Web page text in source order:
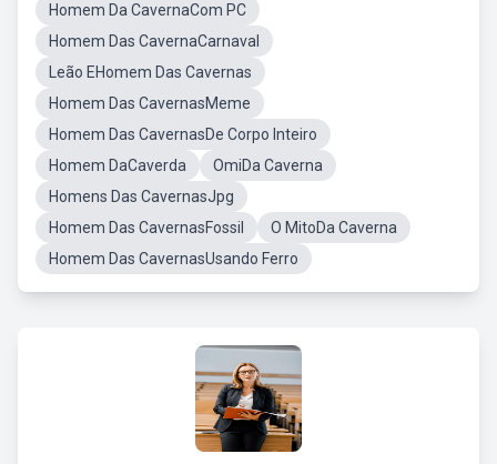
Homem Da CavernaCom PC
Homem Das CavernaCarnaval
Leão EHomem Das Cavernas
Homem Das CavernasMeme
Homem Das CavernasDe Corpo Inteiro
Homem DaCaverda
OmiDa Caverna
Homens Das CavernasJpg
Homem Das CavernasFossil
O MitoDa Caverna
Homem Das CavernasUsando Ferro